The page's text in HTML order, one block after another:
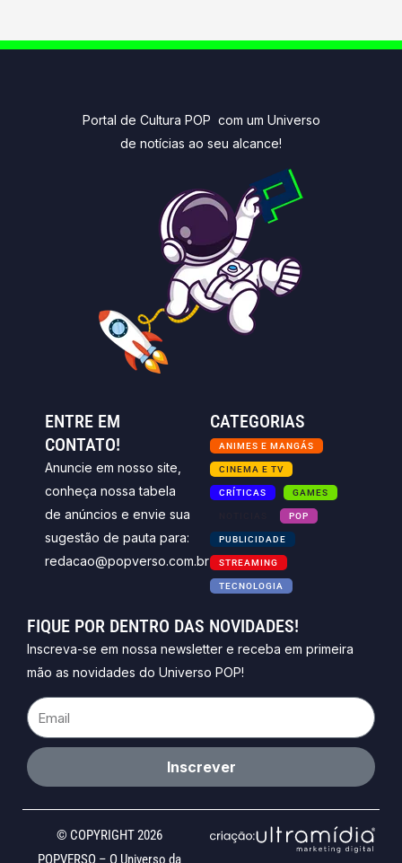
Portal de Cultura POP com um Universo
de notícias ao seu alcance!
ENTRE EM
CONTATO!
Anuncie em nosso site,
conheça nossa tabela
de anúncios e envie sua
sugestão de pauta para:
redacao@popverso.com.br
CATEGORIAS
ANIMES E MANGÁS
CINEMA E TV
CRÍTICAS GAMES
POP
PUBLICIDADE
STREAMING
TECNOLOGIA
FIQUE POR DENTRO DAS NOVIDADES!
Inscreva-se em nossa newsletter e receba em primeira
mão as novidades do Universo POP!
Email
Inscrever
© COPYRIGHT 2026
POPVERSO – O Universo da